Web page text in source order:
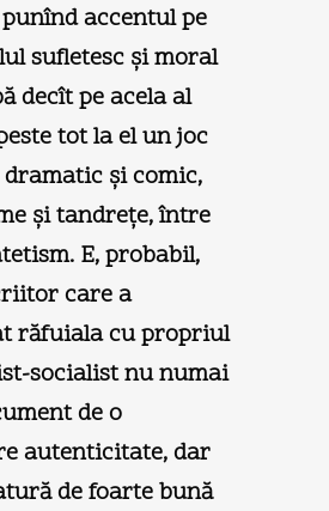
accentul pe
sufletesc şi moral
decît pe acela al
tot la el un joc
şi comic,
şi tandreţe, între
E, probabil,
care a
răfuiala cu propriul
socialist nu numai
de o
autenticitate, dar
de foarte bună